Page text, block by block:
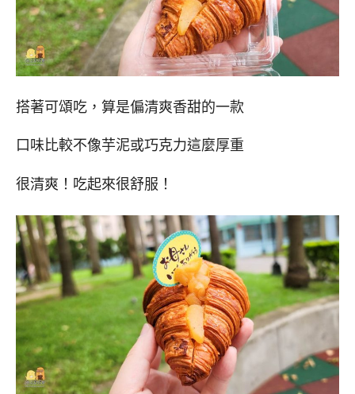
搭著可頌吃，算是偏清爽香甜的一款
口味比較不像芋泥或巧克力這麼厚重
很清爽！吃起來很舒服！